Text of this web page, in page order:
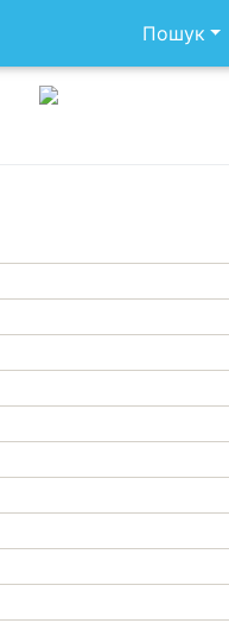
Пошук